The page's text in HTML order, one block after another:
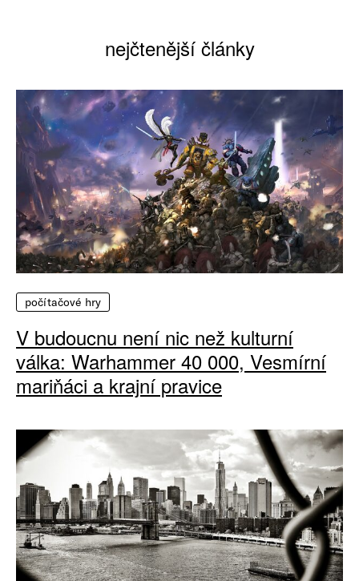
nejčtenější články
počítačové hry
V budoucnu není nic než kulturní
válka: Warhammer 40 000, Vesmírní
mariňáci a krajní pravice